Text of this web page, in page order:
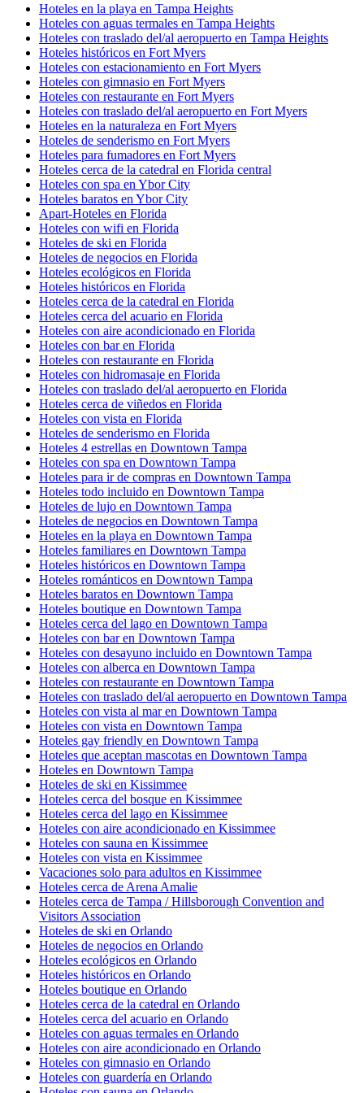
Hoteles en la playa en Tampa Heights
Hoteles con aguas termales en Tampa Heights
Hoteles con traslado del/al aeropuerto en Tampa Heights
Hoteles históricos en Fort Myers
Hoteles con estacionamiento en Fort Myers
Hoteles con gimnasio en Fort Myers
Hoteles con restaurante en Fort Myers
Hoteles con traslado del/al aeropuerto en Fort Myers
Hoteles en la naturaleza en Fort Myers
Hoteles de senderismo en Fort Myers
Hoteles para fumadores en Fort Myers
Hoteles cerca de la catedral en Florida central
Hoteles con spa en Ybor City
Hoteles baratos en Ybor City
Apart-Hoteles en Florida
Hoteles con wifi en Florida
Hoteles de ski en Florida
Hoteles de negocios en Florida
Hoteles ecológicos en Florida
Hoteles históricos en Florida
Hoteles cerca de la catedral en Florida
Hoteles cerca del acuario en Florida
Hoteles con aire acondicionado en Florida
Hoteles con bar en Florida
Hoteles con restaurante en Florida
Hoteles con hidromasaje en Florida
Hoteles con traslado del/al aeropuerto en Florida
Hoteles cerca de viñedos en Florida
Hoteles con vista en Florida
Hoteles de senderismo en Florida
Hoteles 4 estrellas en Downtown Tampa
Hoteles con spa en Downtown Tampa
Hoteles para ir de compras en Downtown Tampa
Hoteles todo incluido en Downtown Tampa
Hoteles de lujo en Downtown Tampa
Hoteles de negocios en Downtown Tampa
Hoteles en la playa en Downtown Tampa
Hoteles familiares en Downtown Tampa
Hoteles históricos en Downtown Tampa
Hoteles románticos en Downtown Tampa
Hoteles baratos en Downtown Tampa
Hoteles boutique en Downtown Tampa
Hoteles cerca del lago en Downtown Tampa
Hoteles con bar en Downtown Tampa
Hoteles con desayuno incluido en Downtown Tampa
Hoteles con alberca en Downtown Tampa
Hoteles con restaurante en Downtown Tampa
Hoteles con traslado del/al aeropuerto en Downtown Tampa
Hoteles con vista al mar en Downtown Tampa
Hoteles con vista en Downtown Tampa
Hoteles gay friendly en Downtown Tampa
Hoteles que aceptan mascotas en Downtown Tampa
Hoteles en Downtown Tampa
Hoteles de ski en Kissimmee
Hoteles cerca del bosque en Kissimmee
Hoteles cerca del lago en Kissimmee
Hoteles con aire acondicionado en Kissimmee
Hoteles con sauna en Kissimmee
Hoteles con vista en Kissimmee
Vacaciones solo para adultos en Kissimmee
Hoteles cerca de Arena Amalie
Hoteles cerca de Tampa / Hillsborough Convention and
Visitors Association
Hoteles de ski en Orlando
Hoteles de negocios en Orlando
Hoteles ecológicos en Orlando
Hoteles históricos en Orlando
Hoteles boutique en Orlando
Hoteles cerca de la catedral en Orlando
Hoteles cerca del acuario en Orlando
Hoteles con aguas termales en Orlando
Hoteles con aire acondicionado en Orlando
Hoteles con gimnasio en Orlando
Hoteles con guardería en Orlando